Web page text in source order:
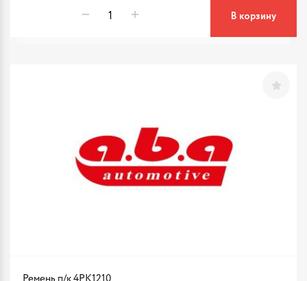
В корзину
Ремень п/к 4PK1210